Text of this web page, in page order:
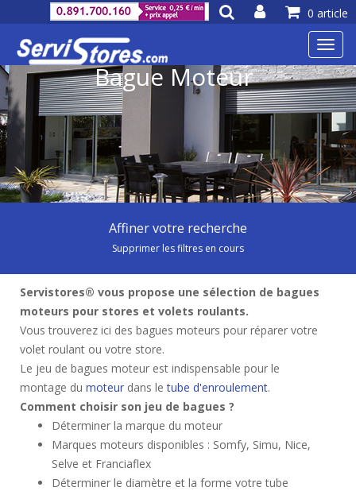
0 article
Bague Moteur
Affiner votre recherche
Supprimer les filtres en cours
Servistores® vous propose une sélection de bagues
moteurs pour stores et volets roulants.
Vous trouverez ici des bagues moteurs pour réparer votre
volet roulant ou votre store.
Le jeu de bagues moteur est indispensable pour le
montage du moteur dans letube d'enroulement.
Comment choisir son jeu de bagues ?
Déterminer la marque du moteur
Marques moteurs disponibles : Somfy, Simu, Nice,
Selve et Franciaflex
Déterminer le diamètre et la forme votre tube